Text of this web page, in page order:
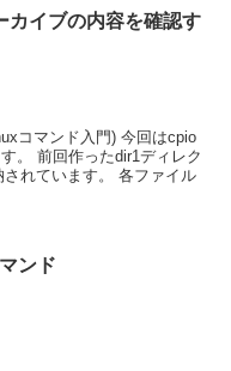
カイブの内容を確認す
コマンド入門) 今回はcpio
。 前回作ったdir1ディレク
れています。 各ファイル
ンド